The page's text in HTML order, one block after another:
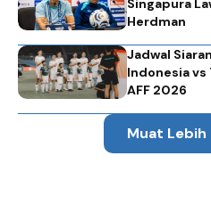
Singapura
Herdman
Jadwal
Indonesia vs
AFF 2026
Muat Lebih